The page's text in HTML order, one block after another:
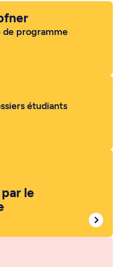
de programme
étudiants
le